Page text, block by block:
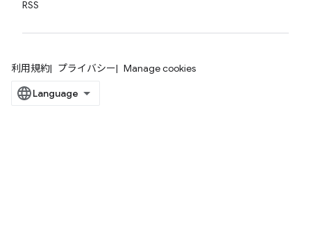
RSS
利用規約 プライバシー Manage cookies